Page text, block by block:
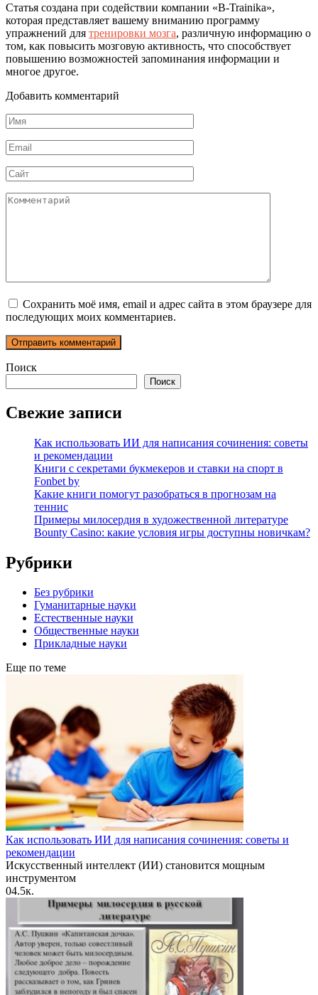
Статья создана при содействии компании «B-Trainika»,
которая представляет вашему вниманию программу
упражнений для тренировки мозга, различную информацию о
том, как повысить мозговую активность, что способствует
повышению возможностей запоминания информации и
многое другое.
Добавить комментарий
Имя
*
Email
*
Сайт
Комментарий
Сохранить моё имя, email и адрес сайта в этом браузере для
последующих моих комментариев.
Поиск
Поиск
Свежие записи
Как использовать ИИ для написания сочинения: советы
и рекомендации
Книги с секретами букмекеров и ставки на спорт в
Fonbet by
Какие книги помогут разобраться в прогнозам на
теннис
Примеры милосердия в художественной литературе
Bounty Casino: какие условия игры доступны новичкам?
Рубрики
Без рубрики
Гуманитарные науки
Естественные науки
Общественные науки
Прикладные науки
Еще по теме
Как использовать ИИ для написания сочинения: советы и
рекомендации
Искусственный интеллект (ИИ) становится мощным
инструментом
04.5к.